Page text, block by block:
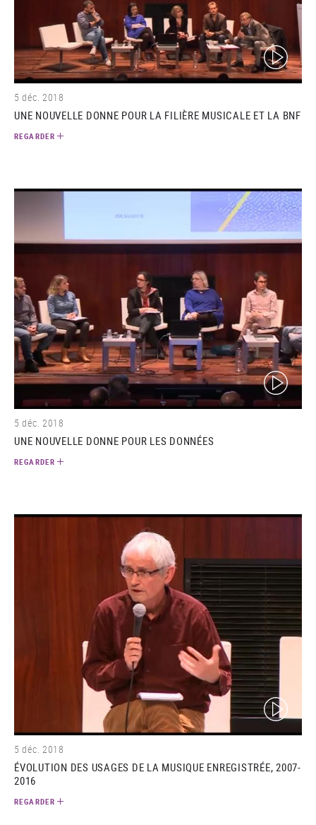
(video)
5 déc. 2018
UNE NOUVELLE DONNE POUR LA FILIÈRE MUSICALE ET LA BNF
REGARDER
(video)
5 déc. 2018
UNE NOUVELLE DONNE POUR LES DONNÉES
REGARDER
(video)
5 déc. 2018
ÉVOLUTION DES USAGES DE LA MUSIQUE ENREGISTRÉE, 2007-
2016
REGARDER